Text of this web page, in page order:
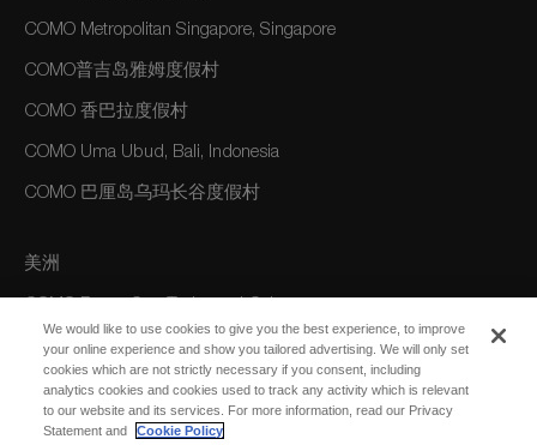
COMO Metropolitan Singapore, Singapore
COMO普吉岛雅姆度假村
COMO 香巴拉度假村
COMO Uma Ubud, Bali, Indonesia
COMO 巴厘岛乌玛长谷度假村
美洲
澳大利亚/大洋洲
COMO The Treasury, Perth
We would like to use cookies to give you the best experience, to improve
your online experience and show you tailored advertising. We will only set
cookies which are not strictly necessary if you consent, including
analytics cookies and cookies used to track any activity which is relevant
to our website and its services. For more information, read our Privacy
Statement and
Cookie Policy